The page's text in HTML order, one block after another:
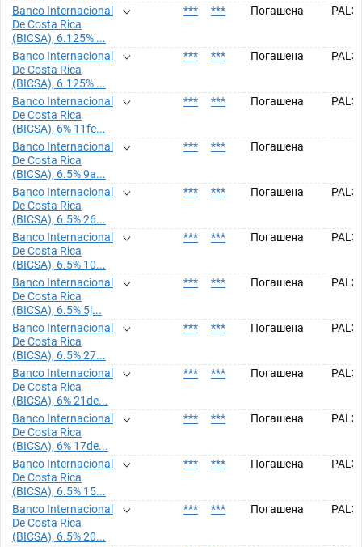
Banco Internacional
De Costa Rica
(BICSA), 6.125% ...
*** *** Погашена
Banco Internacional
De Costa Rica
(BICSA), 6.125% ...
*** *** Погашена
Banco Internacional
De Costa Rica
(BICSA), 6% 11fe...
*** *** Погашена
Banco Internacional
De Costa Rica
(BICSA), 6.5% 9a...
*** *** Погашена
Banco Internacional
De Costa Rica
(BICSA), 6.5% 26...
*** *** Погашена
Banco Internacional
De Costa Rica
(BICSA), 6.5% 10...
*** *** Погашена
Banco Internacional
De Costa Rica
(BICSA), 6.5% 5j...
*** *** Погашена
Banco Internacional
De Costa Rica
(BICSA), 6.5% 27...
*** *** Погашена
Banco Internacional
De Costa Rica
(BICSA), 6% 21de...
*** *** Погашена
Banco Internacional
De Costa Rica
(BICSA), 6% 17de...
*** *** Погашена
Banco Internacional
De Costa Rica
(BICSA), 6.5% 15...
*** *** Погашена
Banco Internacional
De Costa Rica
(BICSA), 6.5% 20...
*** *** Погашена